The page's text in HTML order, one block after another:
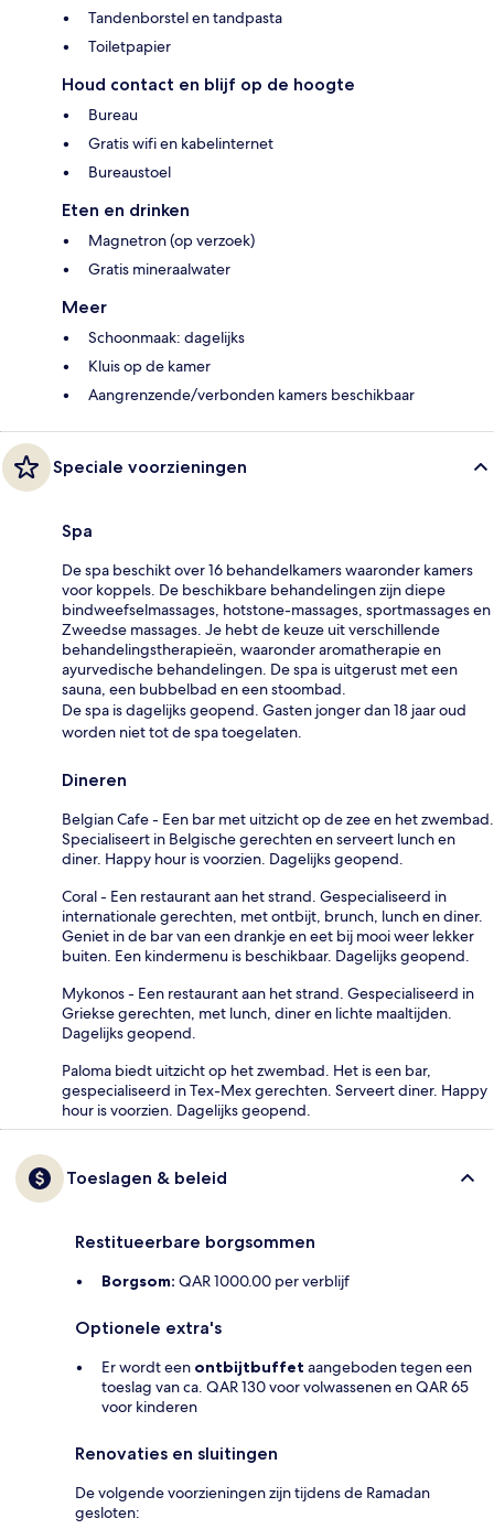
Tandenborstel en tandpasta
Toiletpapier
Houd contact en blijf op de hoogte
Bureau
Gratis wifi en kabelinternet
Bureaustoel
Eten en drinken
Magnetron (op verzoek)
Gratis mineraalwater
Meer
Schoonmaak: dagelijks
Kluis op de kamer
Aangrenzende/verbonden kamers beschikbaar
Speciale voorzieningen
Spa
De spa beschikt over 16 behandelkamers waaronder kamers
voor koppels. De beschikbare behandelingen zijn diepe
bindweefselmassages, hotstone-massages, sportmassages en
Zweedse massages. Je hebt de keuze uit verschillende
behandelingstherapieën, waaronder aromatherapie en
ayurvedische behandelingen. De spa is uitgerust met een
sauna, een bubbelbad en een stoombad.
De spa is dagelijks geopend. Gasten jonger dan 18 jaar oud
worden niet tot de spa toegelaten.
Dineren
Belgian Cafe - Een bar met uitzicht op de zee en het zwembad.
Specialiseert in Belgische gerechten en serveert lunch en
diner. Happy hour is voorzien. Dagelijks geopend.
Coral - Een restaurant aan het strand. Gespecialiseerd in
internationale gerechten, met ontbijt, brunch, lunch en diner.
Geniet in de bar van een drankje en eet bij mooi weer lekker
buiten. Een kindermenu is beschikbaar. Dagelijks geopend.
Mykonos - Een restaurant aan het strand. Gespecialiseerd in
Griekse gerechten, met lunch, diner en lichte maaltijden.
Dagelijks geopend.
Paloma biedt uitzicht op het zwembad. Het is een bar,
gespecialiseerd in Tex-Mex gerechten. Serveert diner. Happy
hour is voorzien. Dagelijks geopend.
Toeslagen & beleid
Restitueerbare borgsommen
Borgsom: QAR 1000.00 per verblijf
Optionele extra's
Er wordt een ontbijtbuffet aangeboden tegen een
toeslag van ca. QAR 130 voor volwassenen en QAR 65
voor kinderen
Renovaties en sluitingen
De volgende voorzieningen zijn tijdens de Ramadan
gesloten: